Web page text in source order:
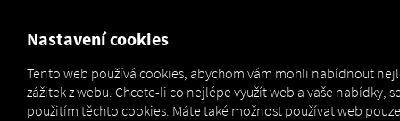
NAHLÉDNĚTE DO
Nastavení cookies
Tento web používá cookies, abychom vám mohli nabídnout
zážitek z webu. Chcete-li co nejlépe využít web a vaše nabídky,
použitím těchto cookies. Máte také možnost používat web